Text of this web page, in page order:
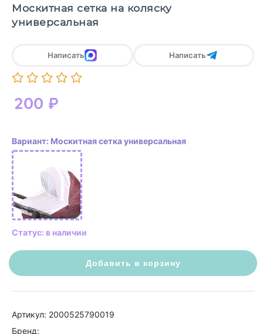
Москитная сетка на коляску
универсальная
200 ₽
Написать Написать
Вариант: Москитная сетка универсальная
Статус: в наличии
Добавить в корзину
Артикул: 2000525790019
Бренд: